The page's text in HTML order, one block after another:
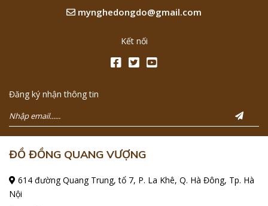
mynghedongdo@gmail.com
Kết nối
Đăng ký nhận thông tin
ĐỒ ĐỒNG QUANG VƯỢNG
614 đường Quang Trung, tổ 7, P. La Khê, Q. Hà Đông, Tp. Hà
Nội